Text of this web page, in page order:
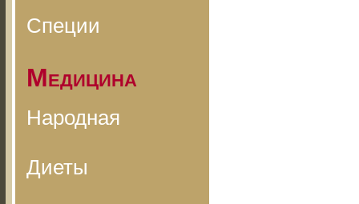
Специи
Медицина
Народная
Диеты